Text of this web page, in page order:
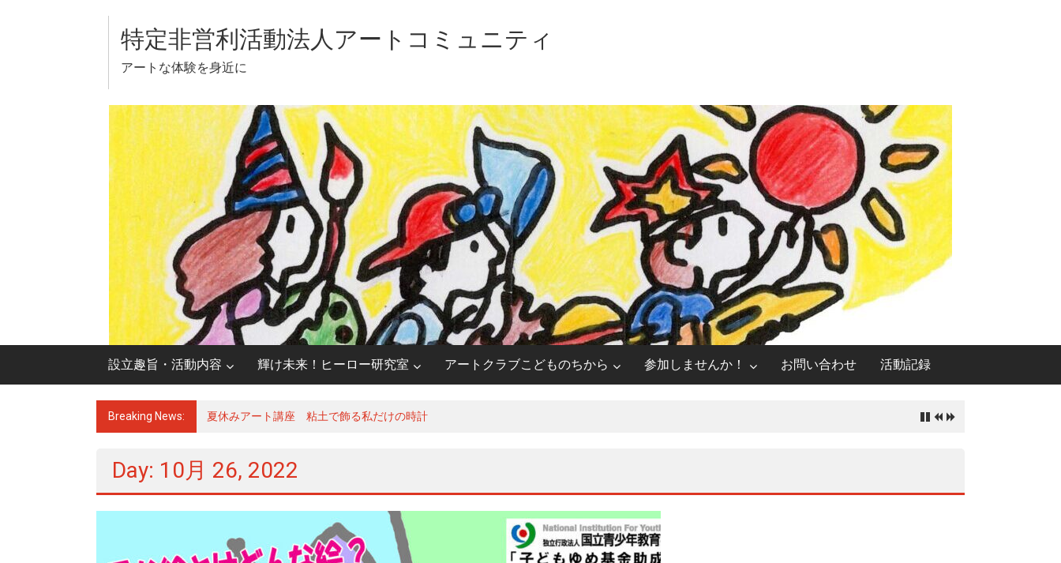
特定非営利活動法人アートコミュニティ
アートな体験を身近に
設立趣旨・活動内容 輝け未来！ヒーロー研究室 アートクラブこどものちから 参加しませんか！ お問い合わせ 活動記録
Breaking News: 夏休みアート講座 粘土で飾る私だけの時計
Day: 10月 26, 2022